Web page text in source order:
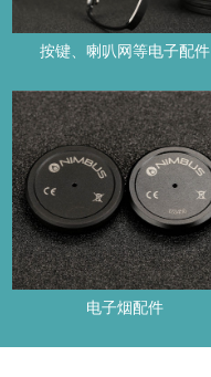
按键、喇叭网等电子配件
电子烟配件